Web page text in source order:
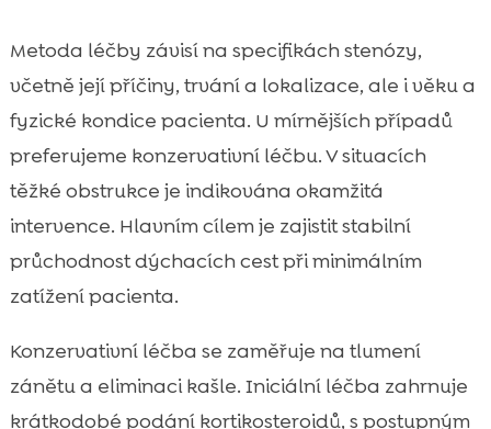
Metoda léčby závisí na specifikách stenózy,
včetně její příčiny, trvání a lokalizace, ale i věku a
fyzické kondice pacienta. U mírnějších případů
preferujeme konzervativní léčbu. V situacích
těžké obstrukce je indikována okamžitá
intervence. Hlavním cílem je zajistit stabilní
průchodnost dýchacích cest při minimálním
zatížení pacienta.
Konzervativní léčba se zaměřuje na tlumení
zánětu a eliminaci kašle. Iniciální léčba zahrnuje
krátkodobé podání kortikosteroidů, s postupným